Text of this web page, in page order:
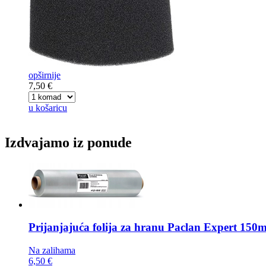
opširnije
7,50 €
u košaricu
Izdvajamo iz ponude
Prijanjajuća folija za hranu Paclan Expert
Na zalihama
6,50 €